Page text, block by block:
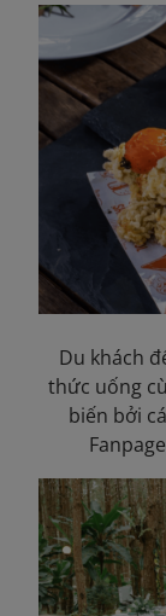
Du khách
thức uống
biến bởi